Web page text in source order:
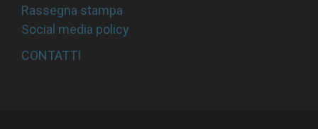
Rassegna stampa
Social media policy
CONTATTI